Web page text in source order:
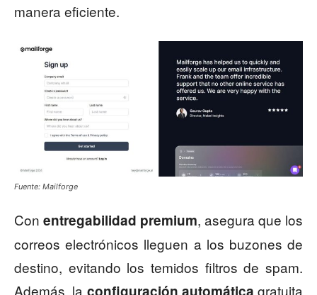
manera eficiente.
Fuente: Mailforge
Con entregabilidad premium, asegura que los
correos electrónicos lleguen a los buzones de
destino, evitando los temidos filtros de spam.
Además, la configuración automática gratuita